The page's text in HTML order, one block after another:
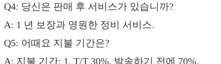
Q4: 당신은 판매 후 서비스가 있습니까?
A: 1 년 보장과 영원한 정비 서비스.
Q5: 어때요 지불 기간은?
A: 지불 기간: 1, T/T 30%, 발송하기 전에 70%.